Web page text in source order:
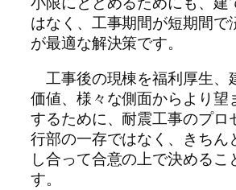
はなく、工事期間が短期間で
が最適な解決策です。
工事後の現棟を福利厚生、
価値、様々な側面からより望
するために、耐震工事のプロ
行部の一存ではなく、きちん
し合って合意の上で決めるこ
す。